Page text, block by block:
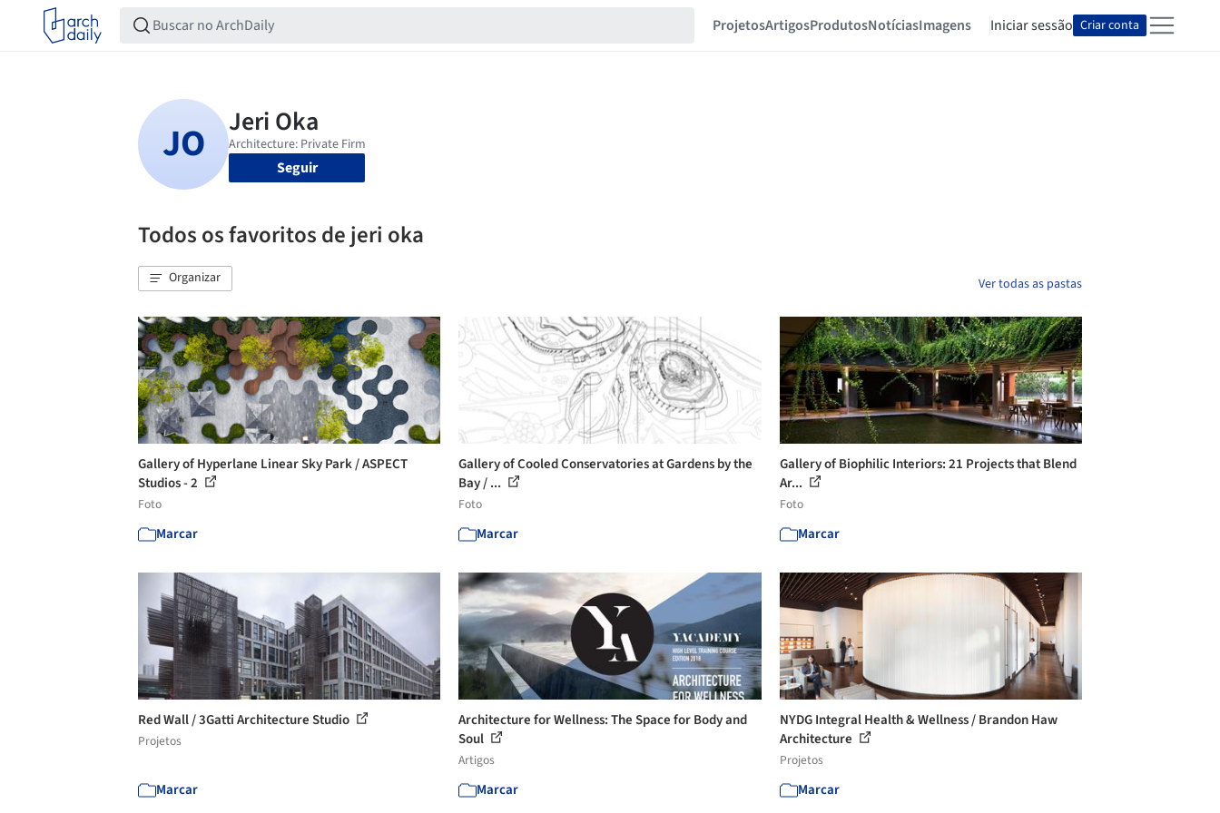
ProjetosArtigosProdutosNotíciasImagens Iniciar sessão Criar conta
Seguir
Todos os favoritos de jeri oka
Organizar Ver todas as pastas
Gallery of Hyperlane Linear Sky Park / ASPECT
Studios - 2
Foto
Marcar
Gallery of Cooled Conservatories at Gardens by the
Bay / ...
Foto
Marcar
Gallery of Biophilic Interiors: 21 Projects that Blend
Ar...
Foto
Marcar
Red Wall / 3Gatti Architecture Studio
Projetos
Marcar
Architecture for Wellness: The Space for Body and
Soul
Artigos
Marcar
NYDG Integral Health & Wellness / Brandon Haw
Architecture
Projetos
Marcar